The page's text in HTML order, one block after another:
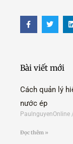
F
a
c
k
T
w
i
i
Bài viết mới
Cách quản lý
nước ép
PaulnguyenOnline
Đọc thêm »